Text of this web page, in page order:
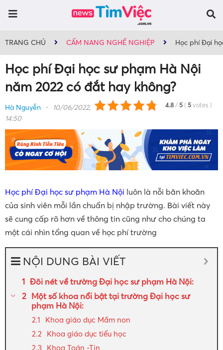
TRANG CHỦ CẨM NANG NGHỀ NGHIỆP Học phí Đại
Học phí Đại học sư phạm Hà Nội
năm 2022 có đắt hay không?
4.8 / 5 ( 5 votes )
Hà Nguyễn
10/06/2022,
14:50
Học phí Đại học sư phạm Hà Nội luôn là nỗi băn khoăn
của sinh viên mỗi lần chuẩn bị nhập trường. Bài viết này
sẽ cung cấp rõ hơn về thông tin cũng như cho chúng ta
một cái nhìn tổng quan về học phí trường
NỘI DUNG BÀI VIẾT
Đôi nét về trường Đại học sư phạm Hà Nội:
Một số khoa nổi bật tại trường Đại học sư
phạm Hà Nội:
Khoa giáo dục Mầm non
Khoa giáo dục tiểu học
Khoa Toán -Tin